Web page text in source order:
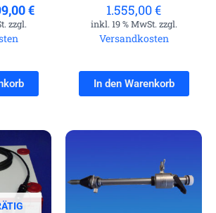
€
zzgl.
1.555,00€
inkl. 19 % MwSt. zzgl.
Versandkosten
In den Warenkorb